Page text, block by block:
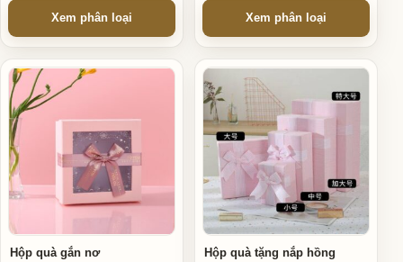
Xem phân loại Xem phân loại
Hộp quà gắn nơ
Sản phẩm này có nhiều biến thể. Các tùy chọn có thể được
Hộp quà tặng nắp hồng
Sản phẩm này có nhiều biến